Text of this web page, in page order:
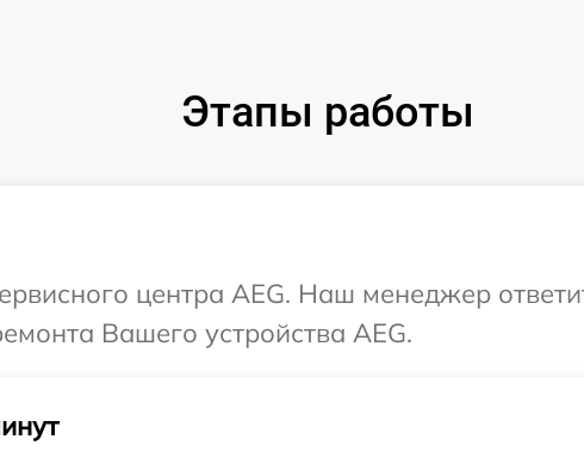
Этапы работы
центра AEG. Наш менеджер
Вашего устройства AEG.